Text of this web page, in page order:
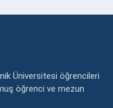
Üniversitesi öğrencileri
öğrenci ve mezun